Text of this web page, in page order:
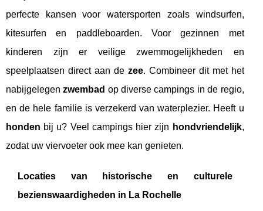
perfecte kansen voor watersporten zoals windsurfen,
kitesurfen en paddleboarden. Voor gezinnen met
kinderen zijn er veilige zwemmogelijkheden en
speelplaatsen direct aan de zee. Combineer dit met het
nabijgelegenzwembad op diverse campings in de regio,
en de hele familie is verzekerd van waterplezier. Heeft u
honden bij u? Veel campings hier zijn hondvriendelijk,
zodat uw viervoeter ook mee kan genieten.
Locaties van historische en culturele
bezienswaardigheden in La Rochelle